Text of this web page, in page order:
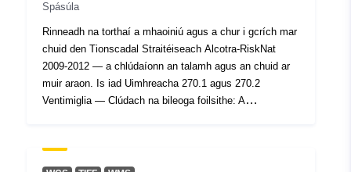
Spásúla
Rinneadh na torthaí a mhaoiniú agus a chur i gcrích mar
chuid den Tionscadal Straitéiseach Alcotra-RiskNat
2009-2012 — a chlúdaíonn an talamh agus an chuid ar
muir araon. Is iad Uimhreacha 270.1 agus 270.2
Ventimiglia — Clúdach na bileoga foilsithe: A